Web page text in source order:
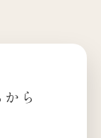
ら